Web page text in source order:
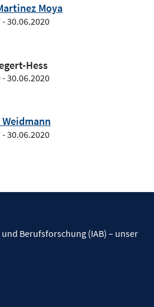
Moya
30.06.2020
Hess
30.06.2020
30.06.2020
Berufsforschung (IAB) – unser